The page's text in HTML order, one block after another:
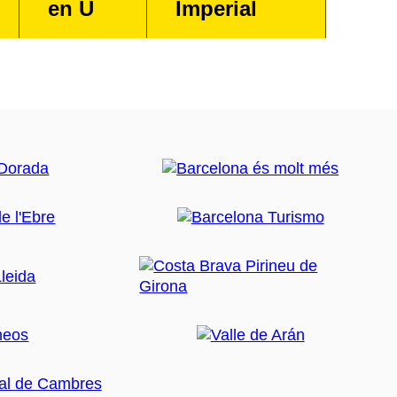
en U
Imperial